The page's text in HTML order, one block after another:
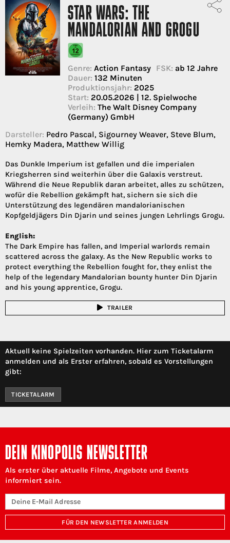
STAR WARS: THE
MANDALORIAN AND GROGU
Genre: Action Fantasy FSK: ab 12 Jahre
Dauer: 132 Minuten
Produktionsjahr: 2025
Start: 20.05.2026 | 12. Spielwoche
Verleih: The Walt Disney Company
(Germany) GmbH
Darsteller: Pedro Pascal, Sigourney Weaver, Steve Blum,
Hemky Madera, Matthew Willig
Das Dunkle Imperium ist gefallen und die imperialen
Kriegsherren sind weiterhin über die Galaxis verstreut.
Während die Neue Republik daran arbeitet, alles zu schützen,
wofür die Rebellion gekämpft hat, sichern sie sich die
Unterstützung des legendären mandalorianischen
Kopfgeldjägers Din Djarin und seines jungen Lehrlings Grogu.
English:
The Dark Empire has fallen, and Imperial warlords remain
scattered across the galaxy. As the New Republic works to
protect everything the Rebellion fought for, they enlist the
help of the legendary Mandalorian bounty hunter Din Djarin
and his young apprentice, Grogu.
TRAILER
Aktuell keine Spielzeiten vorhanden. Hier zum Ticketalarm
anmelden und als Erster erfahren, sobald es Vorstellungen
gibt:
TICKETALARM
DEIN KINOPOLIS NEWSLETTER
Als erster über aktuelle Filme, Angebote und Events
informiert sein.
FÜR DEN NEWSLETTER ANMELDEN